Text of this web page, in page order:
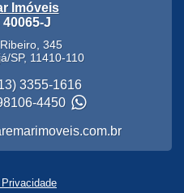
Imóveis
J
345
/SP, 11410-110
3355-1616
4450